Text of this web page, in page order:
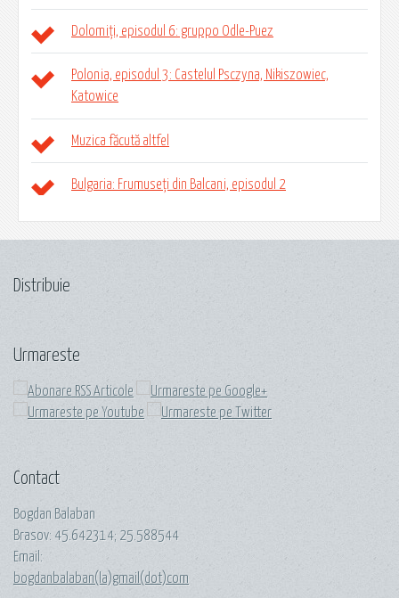
Dolomiți, episodul 6: gruppo Odle-Puez
Polonia, episodul 3: Castelul Psczyna, Nikiszowiec,
Katowice
Muzica făcută altfel
Bulgaria: Frumuseți din Balcani, episodul 2
Distribuie
Urmareste
Contact
Bogdan Balaban
Brasov: 45.642314; 25.588544
Email:
bogdanbalaban(la)gmail(dot)com